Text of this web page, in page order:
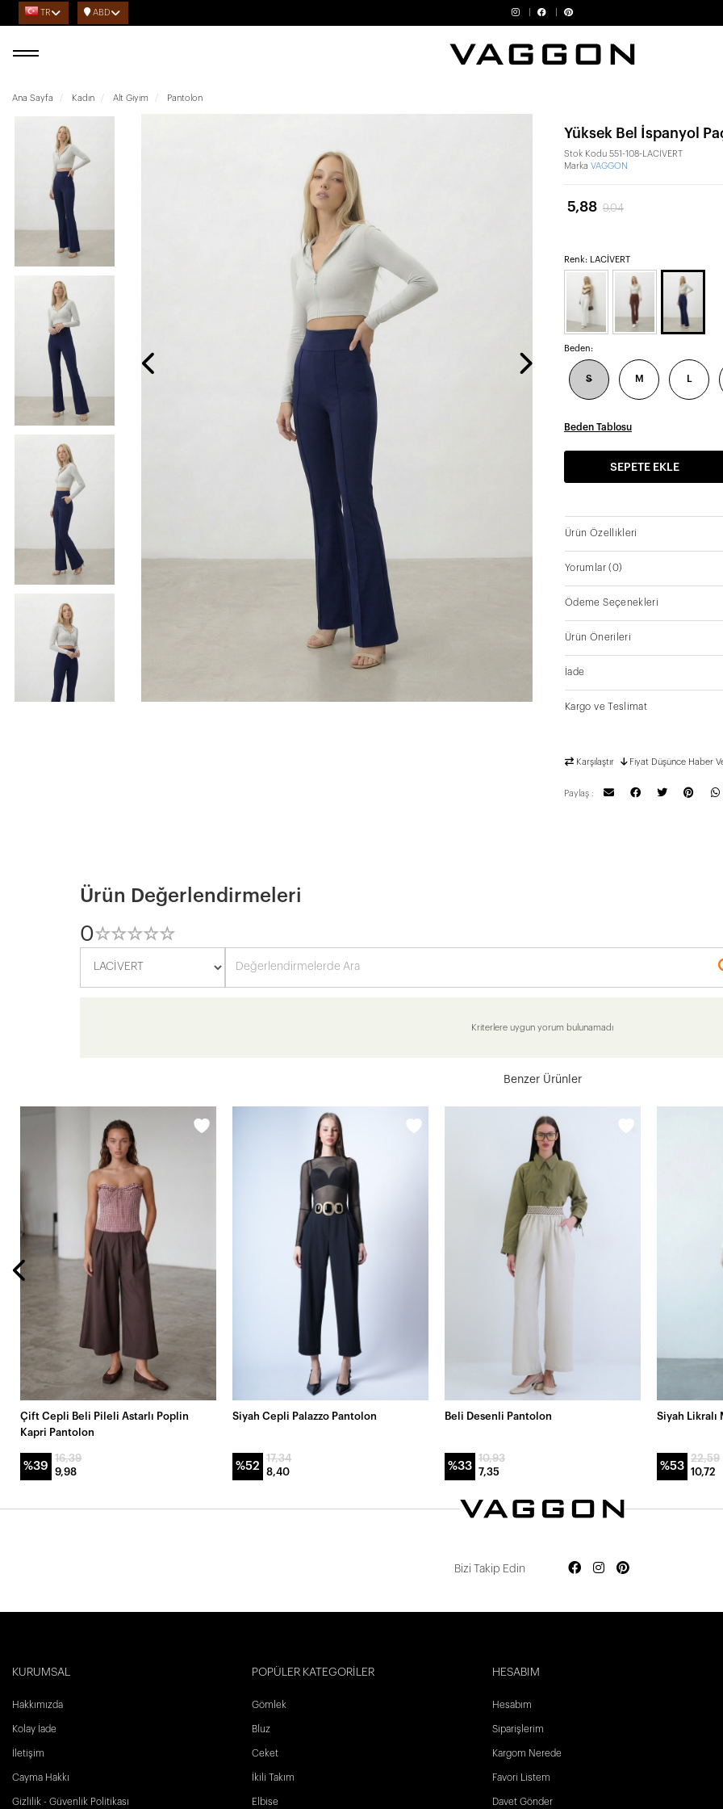
TR ABD
Ana Sayfa Kadın Alt Giyim Pantolon
Yüksek Bel İspanyol
Stok Kodu 551-108-LACİVERT
Marka VAGGON
5,88 9,04
Renk: LACİVERT
Beden:
S M L
Beden Tablosu
SEPETE EKLE
Ürün Özellikleri
Yorumlar(0)
Ödeme Seçenekleri
Ürün Önerileri
İade
Kargo ve Teslimat
Karşılaştır Fiyat Düşünce Haber
Paylaş :
Ürün Değerlendirmeleri
0☆☆☆☆☆
★★★★★
Kriterlere uygun yorum bulunamadı
Benzer Ürünler
Çift Cepli Beli Pileli Astarlı Poplin
Kapri Pantolon
%39
16,39
9,98
Siyah Cepli Palazzo Pantolon
%52
17,34
8,40
Beli Desenli Pantolon
%33
10,93
7,35
Siyah Likralı
%53
22,59
10,72
Bizi Takip Edin
KURUMSAL
Hakkımızda
Kolay İade
İletişim
Cayma Hakkı
Gizlilik - Güvenlik Politikası
POPÜLER KATEGORİLER
Gömlek
Bluz
Ceket
İkili Takım
Elbise
HESABIM
Hesabım
Siparişlerim
Kargom Nerede
Favori Listem
Davet Gönder